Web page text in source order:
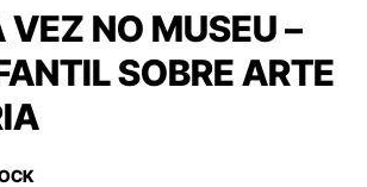
VEZ NO MUSEU –
SOBRE ARTE